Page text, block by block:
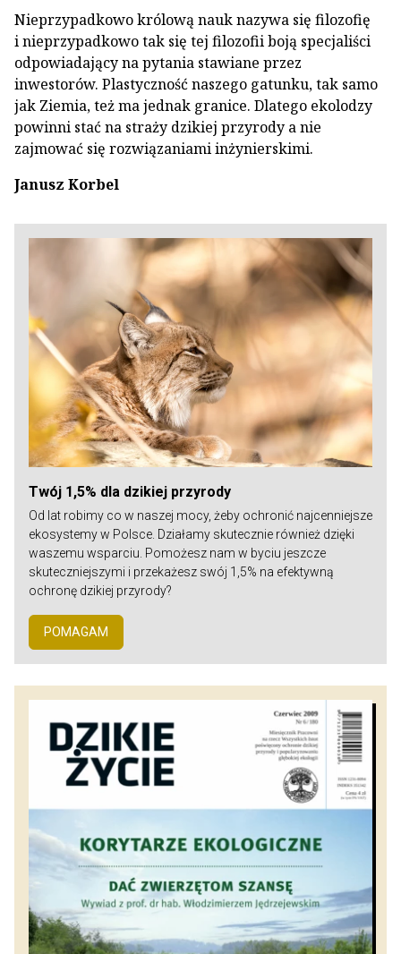
Nieprzypadkowo królową nauk nazywa się filozofię
i nieprzypadkowo tak się tej filozofii boją specjaliści
odpowiadający na pytania stawiane przez
inwestorów. Plastyczność naszego gatunku, tak samo
jak Ziemia, też ma jednak granice. Dlatego ekolodzy
powinni stać na straży dzikiej przyrody a nie
zajmować się rozwiązaniami inżynierskimi.
Janusz Korbel
Twój 1,5% dla dzikiej przyrody
Od lat robimy co w naszej mocy, żeby ochronić najcenniejsze
ekosystemy w Polsce. Działamy skutecznie również dzięki
waszemu wsparciu. Pomożesz nam w byciu jeszcze
skuteczniejszymi i przekażesz swój 1,5% na efektywną
ochronę dzikiej przyrody?
POMAGAM